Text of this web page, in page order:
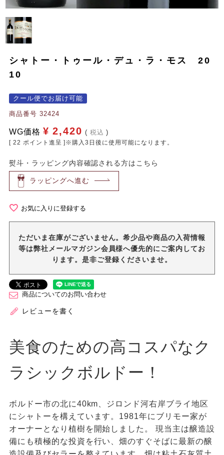
シャトー・トゥール・デュ・ラ・モス 20
10
クール便でお届け可能
商品番号 32424
WG価格 ¥ 2,420 税込
[ 22 ポイント進呈 ]※購入3日後に使用可能になります。
熨斗・ラッピング内容確認される方はこちら
ラッピングへ進む
お気に入りに登録する
ただいま在庫がございません。希少品や商品の入荷情報
等は弊社メールマガジン会員様へ優先的にご案内してお
ります。是非ご登録くださいませ。
商品についてのお問い合わせ
レビューを書く
美食のための高コスパなク
ラシックボルドー！
ボルドー市の北に40km、ジロンド河右岸ブライ地区
にシャトーを構えています。1981年にブリモー家が
オーナーとなり植樹を開始しました。 現当主は醸造設
備にも積極的な投資を行い、畑のすぐそばに最新の醸